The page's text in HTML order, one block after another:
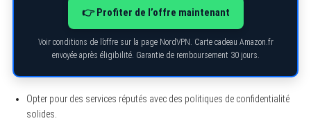
👉 Profiter de l’offre maintenant
Voir conditions de l’offre sur la page NordVPN. Carte cadeau Amazon.fr
envoyée après éligibilité. Garantie de remboursement 30 jours.
Opter pour des services réputés avec des politiques de confidentialité
solides.